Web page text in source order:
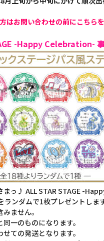
はお問い合わせの前にこちら
-Happy Celebration-
っ♪ ALL STAR STAGE -
ランダムで1枚プレゼントしま
ません。
一のものになります。
ての発送となります。